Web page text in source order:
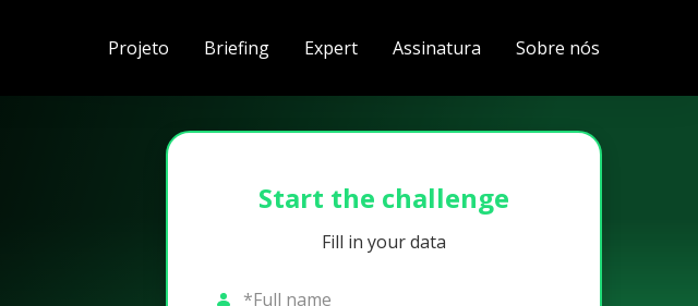
Projeto Briefing Expert Assinatura Sobre nós
Start the challenge
Fill in your data